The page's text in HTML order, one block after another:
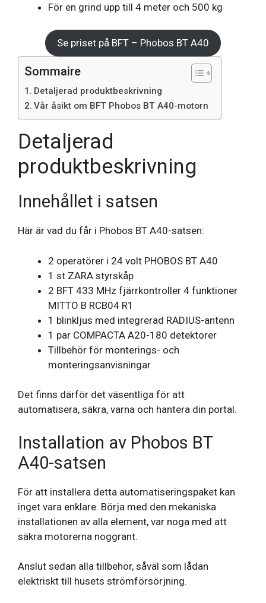
För en grind upp till 4 meter och 500 kg
Se priset på BFT – Phobos BT A40
Sommaire
Detaljerad produktbeskrivning
Vår åsikt om BFT Phobos BT A40-motorn
Detaljerad
produktbeskrivning
Innehållet i satsen
Här är vad du får i Phobos BT A40-satsen:
2 operatörer i 24 volt PHOBOS BT A40
1 st ZARA styrskåp
2 BFT 433 MHz fjärrkontroller 4 funktioner
MITTO B RCB04 R1
1 blinkljus med integrerad RADIUS-antenn
1 par COMPACTA A20-180 detektorer
Tillbehör för monterings- och
monteringsanvisningar
Det finns därför det väsentliga för att
automatisera, säkra, varna och hantera din portal.
Installation av Phobos BT
A40-satsen
För att installera detta automatiseringspaket kan
inget vara enklare. Börja med den mekaniska
installationen av alla element, var noga med att
säkra motorerna noggrant.
Anslut sedan alla tillbehör, såväl som lådan
elektriskt till husets strömförsörjning.